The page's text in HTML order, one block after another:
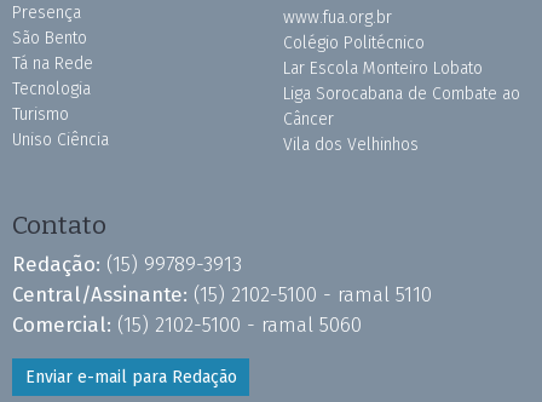
Presença
São Bento
Tá na Rede
Tecnologia
Turismo
Uniso Ciência
www.fua.org.br
Colégio Politécnico
Lar Escola Monteiro Lobato
Liga Sorocabana de Combate ao
Câncer
Vila dos Velhinhos
Contato
Redação: (15) 99789-3913
Central/Assinante: (15) 2102-5100 - ramal 5110
Comercial: (15) 2102-5100 - ramal 5060
Enviar e-mail para Redação